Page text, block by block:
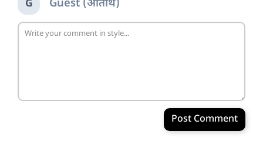
G Guest (अतिथि)
Post Comment